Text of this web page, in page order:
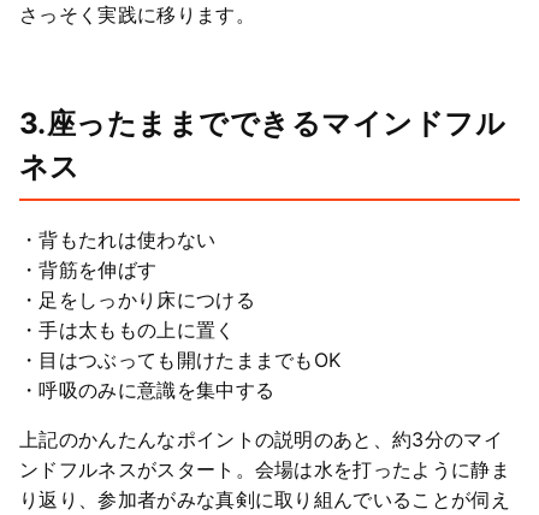
さっそく実践に移ります。
3.座ったままでできるマインドフル
ネス
・背もたれは使わない
・背筋を伸ばす
・足をしっかり床につける
・手は太ももの上に置く
・目はつぶっても開けたままでもOK
・呼吸のみに意識を集中する
上記のかんたんなポイントの説明のあと、約3分のマイ
ンドフルネスがスタート。会場は水を打ったように静ま
り返り、参加者がみな真剣に取り組んでいることが伺え